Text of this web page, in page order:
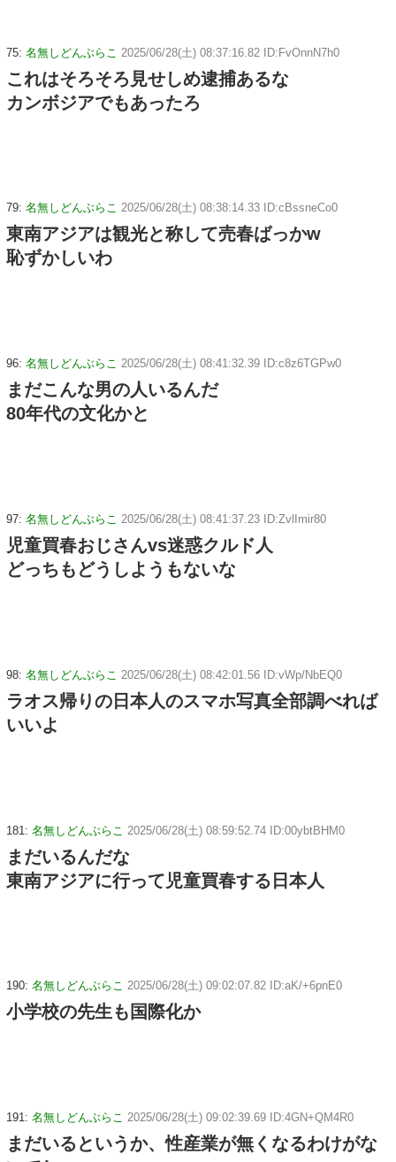
75: 名無しどんぶらこ 2025/06/28(土) 08:37:16.82 ID:FvOnnN7h0
これはそろそろ見せしめ逮捕あるな
カンボジアでもあったろ
79: 名無しどんぶらこ 2025/06/28(土) 08:38:14.33 ID:cBssneCo0
東南アジアは観光と称して売春ばっかw
恥ずかしいわ
96: 名無しどんぶらこ 2025/06/28(土) 08:41:32.39 ID:c8z6TGPw0
まだこんな男の人いるんだ
80年代の文化かと
97: 名無しどんぶらこ 2025/06/28(土) 08:41:37.23 ID:ZvlImir80
児童買春おじさんvs迷惑クルド人
どっちもどうしようもないな
98: 名無しどんぶらこ 2025/06/28(土) 08:42:01.56 ID:vWp/NbEQ0
ラオス帰りの日本人のスマホ写真全部調べれば
いいよ
181: 名無しどんぶらこ 2025/06/28(土) 08:59:52.74 ID:00ybtBHM0
まだいるんだな
東南アジアに行って児童買春する日本人
190: 名無しどんぶらこ 2025/06/28(土) 09:02:07.82 ID:aK/+6pnE0
小学校の先生も国際化か
191: 名無しどんぶらこ 2025/06/28(土) 09:02:39.69 ID:4GN+QM4R0
まだいるというか、性産業が無くなるわけがな